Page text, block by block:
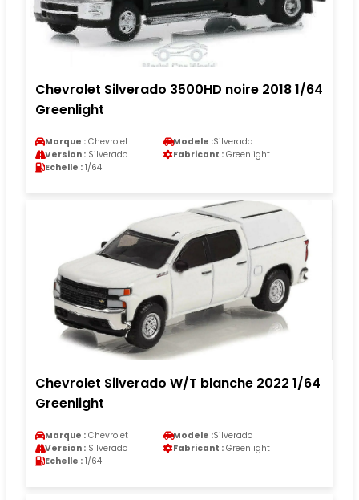
Chevrolet Silverado 3500HD noire 2018 1/64
Greenlight
Marque : Chevrolet Modele :Silverado
Version : Silverado Fabricant : Greenlight
Echelle : 1/64
Chevrolet Silverado W/T blanche 2022 1/64
Greenlight
Marque : Chevrolet Modele :Silverado
Version : Silverado Fabricant : Greenlight
Echelle : 1/64